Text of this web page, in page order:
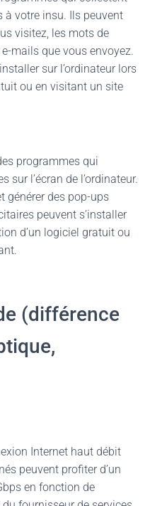
votre insu. Ils peuvent
visitez, les mots de
mails que vous envoyez.
sur l’ordinateur lors
ou en visitant un site
programmes qui
l’écran de l’ordinateur.
générer des pop-ups
peuvent s’installer
d’un logiciel gratuit ou
(différence
Internet haut débit
peuvent profiter d’un
en fonction de